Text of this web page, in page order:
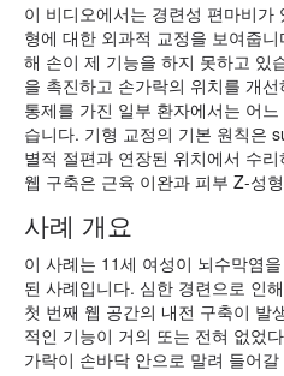
이 비디오에서는 경련성 편마비가
형에 대한 외과적 교정을 보여줍
해 손이 제 기능을 하지 못하고 있
을 촉진하고 손가락의 위치를 개
통제를 가진 일부 환자에서는 어
습니다. 기형 교정의 기본 원칙은
별적 절편과 연장된 위치에서 수
웹 구축은 근육 이완과 피부 Z-성
사례 개요
이 사례는 11세 여성이 뇌수막염
된 사례입니다. 심한 경련으로 인
첫 번째 웹 공간의 내전 구축이 발
적인 기능이 거의 또는 전혀 없었
가락이 손바닥 안으로 말려 들어